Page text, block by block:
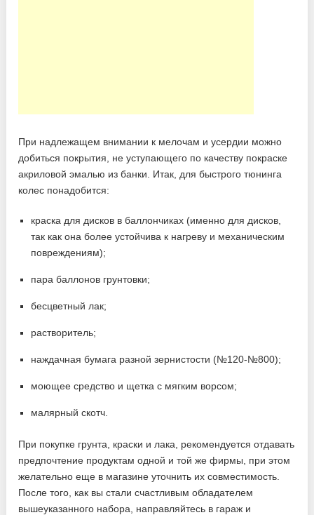
При надлежащем внимании к мелочам и усердии можно
добиться покрытия, не уступающего по качеству покраске
акриловой эмалью из банки. Итак, для быстрого тюнинга
колес понадобится:
краска для дисков в баллончиках (именно для дисков,
так как она более устойчива к нагреву и механическим
повреждениям);
пара баллонов грунтовки;
бесцветный лак;
растворитель;
наждачная бумага разной зернистости (№120-№800);
моющее средство и щетка с мягким ворсом;
малярный скотч.
При покупке грунта, краски и лака, рекомендуется отдавать
предпочтение продуктам одной и той же фирмы, при этом
желательно еще в магазине уточнить их совместимость.
После того, как вы стали счастливым обладателем
вышеуказанного набора, направляйтесь в гараж и